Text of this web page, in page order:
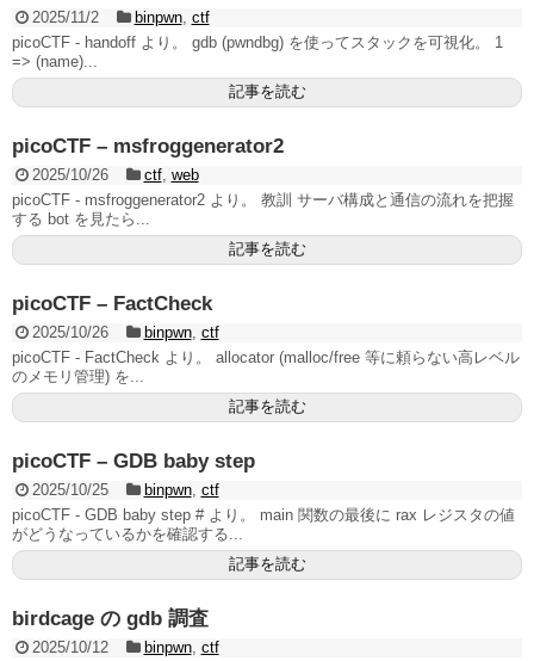
2025/11/2 binpwn, ctf
picoCTF - handoff より。 gdb (pwndbg) を使ってスタックを可視化。 1
=> (name)...
記事を読む
picoCTF – msfroggenerator2
2025/10/26 ctf, web
picoCTF - msfroggenerator2 より。 教訓 サーバ構成と通信の流れを把握
する bot を見たら...
記事を読む
picoCTF – FactCheck
2025/10/26 binpwn, ctf
picoCTF - FactCheck より。 allocator (malloc/free 等に頼らない高レベル
のメモリ管理) を...
記事を読む
picoCTF – GDB baby step
2025/10/25 binpwn, ctf
picoCTF - GDB baby step # より。 main 関数の最後に rax レジスタの値
がどうなっているかを確認する...
記事を読む
birdcage の gdb 調査
2025/10/12 binpwn, ctf